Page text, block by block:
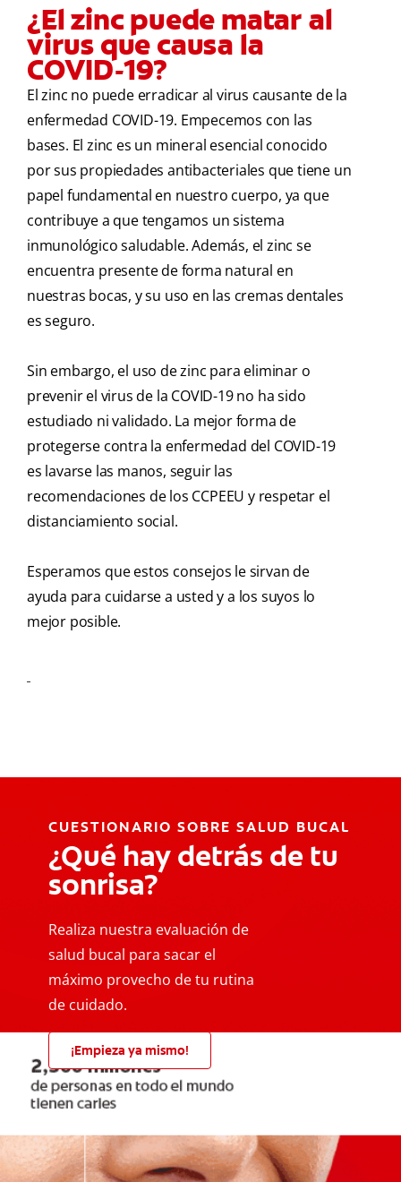
¿El zinc puede matar al
virus que causa la
COVID-19?
El zinc no puede erradicar al virus causante de la
enfermedad COVID-19. Empecemos con las
bases. El zinc es un mineral esencial conocido
por sus propiedades antibacteriales que tiene un
papel fundamental en nuestro cuerpo, ya que
contribuye a que tengamos un sistema
inmunológico saludable. Además, el zinc se
encuentra presente de forma natural en
nuestras bocas, y su uso en las cremas dentales
es seguro.
Sin embargo, el uso de zinc para eliminar o
prevenir el virus de la COVID-19 no ha sido
estudiado ni validado. La mejor forma de
protegerse contra la enfermedad del COVID-19
es lavarse las manos, seguir las
recomendaciones de los CCPEEU y respetar el
distanciamiento social.
Esperamos que estos consejos le sirvan de
ayuda para cuidarse a usted y a los suyos lo
mejor posible.
CUESTIONARIO SOBRE SALUD BUCAL
¿Qué hay detrás de tu
sonrisa?
Realiza nuestra evaluación de
salud bucal para sacar el
máximo provecho de tu rutina
de cuidado.
¡Empieza ya mismo!